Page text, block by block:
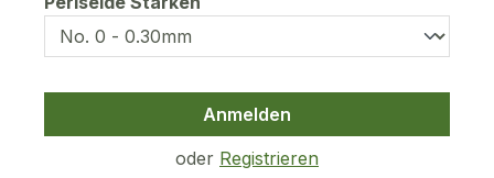
Anmelden
oder Registrieren